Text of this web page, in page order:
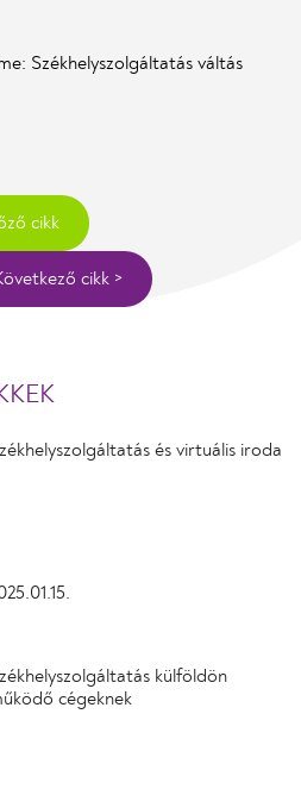
Székhelyszolgáltatás váltás
cikk
cikk >
és virtuális iroda
külföldön
cégeknek